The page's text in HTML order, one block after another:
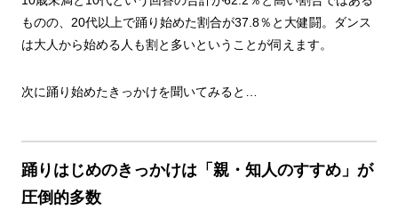
ものの、20代以上で踊り始めた割合が37.8％と大健闘。ダンス
は大人から始める人も割と多いということが伺えます。
次に踊り始めたきっかけを聞いてみると…
踊りはじめのきっかけは「親・知人のすすめ」が
圧倒的多数